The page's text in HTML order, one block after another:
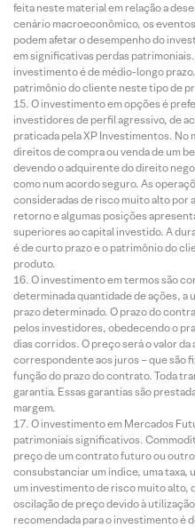
feita neste material em relação a
cenário macroeconômico, os
podem afetar o desempenho do
em significativas perdas
investimento é de médio-longo
patrimônio do cliente neste tipo de
O investimento em opções é
investidores de perfil agressivo, de
praticada pela XP Investimentos. No
direitos de compra ou venda de um
devendo o adquirente do direito
como num acordo seguro. As
consideradas de risco muito alto por
retorno e algumas posições
superiores ao capital investido. A
é de curto prazo e o patrimônio do
produto.
O investimento em termos são
determinada quantidade de ações, a
prazo determinado. O prazo do
pelos investidores, obedecendo o
dias corridos. O preço será o valor da
correspondente aos juros – que são
função do prazo do contrato. Toda
garantia. Essas garantias são
margem.
O investimento em Mercados
patrimoniais significativos.
preço de um contrato futuro ou
consubstanciar um índice, uma taxa,
um investimento de risco muito alto,
oscilação de preço devido à
recomendada para o investimento é